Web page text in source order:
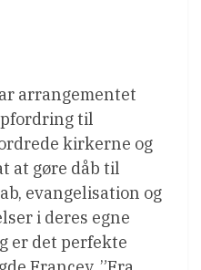
arrangementet
til
kirkerne og
at gøre dåb til
evangelisation og
i deres egne
er det perfekte